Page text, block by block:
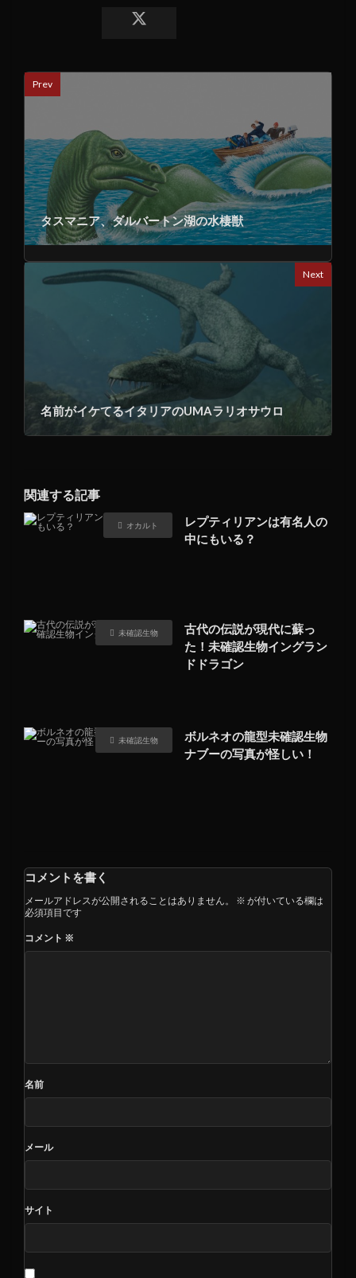
Prev
タスマニア、ダルバートン湖の水棲獣
Next
名前がイケてるイタリアのUMAラリオサウロ
関連する記事
オカルト
レプティリアンは有名人の
中にもいる？
未確認生物
古代の伝説が現代に蘇っ
た！未確認生物イングラン
ドドラゴン
未確認生物
ボルネオの龍型未確認生物
ナブーの写真が怪しい！
コメントを書く
メールアドレスが公開されることはありません。 ※ が付いている欄は
必須項目です
コメント ※
名前
メール
サイト